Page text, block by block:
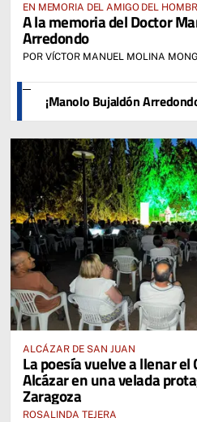
EN MEMORIA DEL AMIGO DEL
A la memoria del Doctor Manuel Bujaldón
Arredondo
POR VÍCTOR MANUEL MOLINA
¡Manolo Bujaldón
ALCÁZAR DE SAN JUAN
La poesía vuelve a llenar el
Alcázar en una velada
Zaragoza
ROSALINDA TEJERA